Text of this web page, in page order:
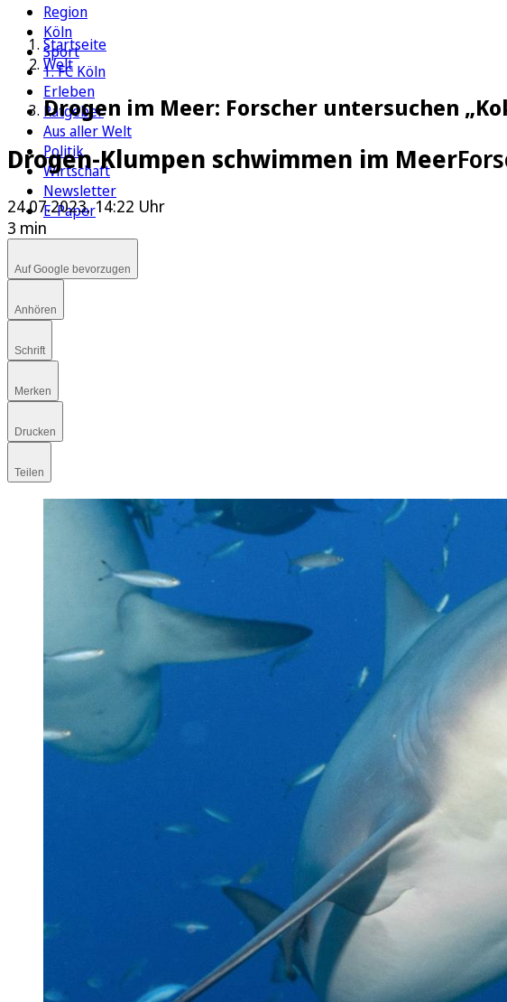
Region
Köln
Sport
1. FC Köln
Erleben
Ratgeber
Aus aller Welt
Politik
Wirtschaft
Newsletter
E-Paper
Startseite
Welt
Drogen im Meer: Forscher untersuchen
Drogen-Klumpen schwimmen im Meer
24.07.2023, 14:22 Uhr
3 min
Auf Google bevorzugen
Anhören
Schrift
Merken
Drucken
Teilen